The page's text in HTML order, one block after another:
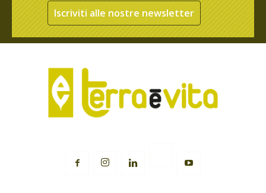
Iscriviti alle nostre newsletter